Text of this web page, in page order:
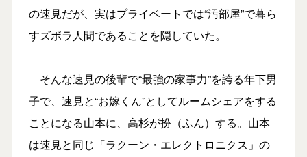
の速見だが、実はプライベートでは“汚部屋”で暮ら
すズボラ人間であることを隠していた。
そんな速見の後輩で“最強の家事力”を誇る年下男
子で、速見と“お嫁くん”としてルームシェアをする
ことになる山本に、高杉が扮（ふん）する。山本
は速見と同じ「ラクーン・エレクトロニクス」の